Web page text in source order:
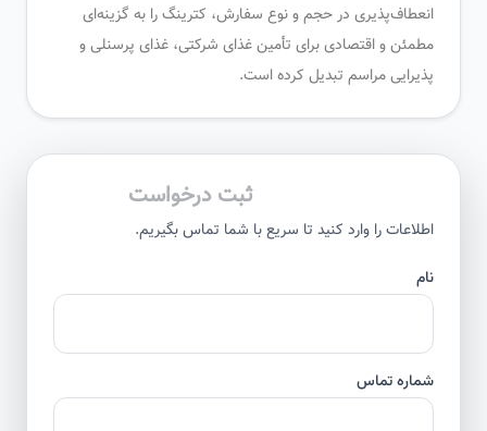
انعطاف‌پذیری در حجم و نوع سفارش، کترینگ را به گزینه‌ای
مطمئن و اقتصادی برای تأمین غذای شرکتی، غذای پرسنلی و
پذیرایی مراسم تبدیل کرده است.
ثبت درخواست
اطلاعات را وارد کنید تا سریع با شما تماس بگیریم.
شماره تماس